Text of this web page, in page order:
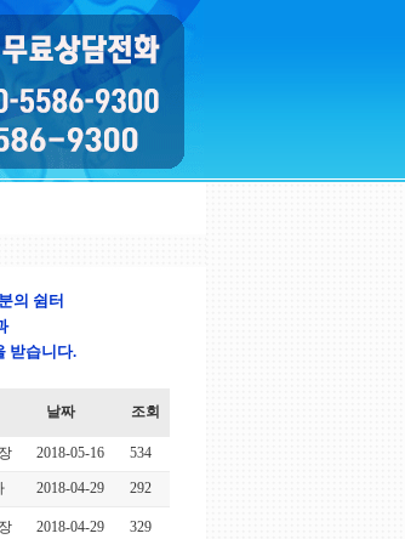
의 쉼터
받습니다.
날짜 조회
2018-05-16 534
2018-04-29 292
2018-04-29 329